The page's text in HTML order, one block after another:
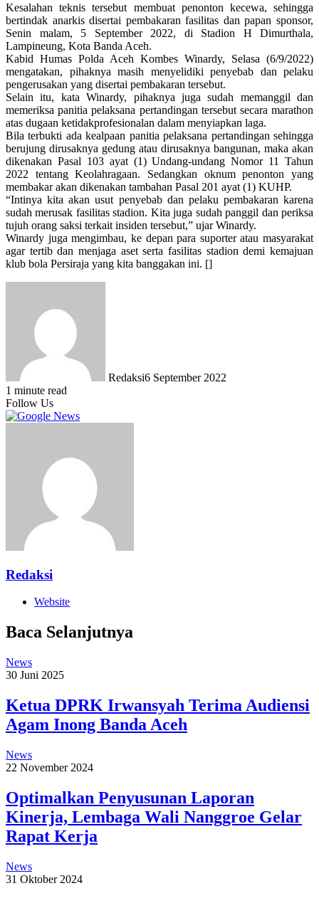
Kesalahan teknis tersebut membuat penonton kecewa, sehingga
bertindak anarkis disertai pembakaran fasilitas dan papan sponsor,
Senin malam, 5 September 2022, di Stadion H Dimurthala,
Lampineung, Kota Banda Aceh.
Kabid Humas Polda Aceh Kombes Winardy, Selasa (6/9/2022)
mengatakan, pihaknya masih menyelidiki penyebab dan pelaku
pengerusakan yang disertai pembakaran tersebut.
Selain itu, kata Winardy, pihaknya juga sudah memanggil dan
memeriksa panitia pelaksana pertandingan tersebut secara marathon
atas dugaan ketidakprofesionalan dalam menyiapkan laga.
Bila terbukti ada kealpaan panitia pelaksana pertandingan sehingga
berujung dirusaknya gedung atau dirusaknya bangunan, maka akan
dikenakan Pasal 103 ayat (1) Undang-undang Nomor 11 Tahun
2022 tentang Keolahragaan. Sedangkan oknum penonton yang
membakar akan dikenakan tambahan Pasal 201 ayat (1) KUHP.
“Intinya kita akan usut penyebab dan pelaku pembakaran karena
sudah merusak fasilitas stadion. Kita juga sudah panggil dan periksa
tujuh orang saksi terkait insiden tersebut,” ujar Winardy.
Winardy juga mengimbau, ke depan para suporter atau masyarakat
agar tertib dan menjaga aset serta fasilitas stadion demi kemajuan
klub bola Persiraja yang kita banggakan ini. []
Redaksi6 September 2022
1 minute read
Follow Us
Redaksi
Website
Baca Selanjutnya
News
30 Juni 2025
Ketua DPRK Irwansyah Terima Audiensi
Agam Inong Banda Aceh
News
22 November 2024
Optimalkan Penyusunan Laporan
Kinerja, Lembaga Wali Nanggroe Gelar
Rapat Kerja
News
31 Oktober 2024